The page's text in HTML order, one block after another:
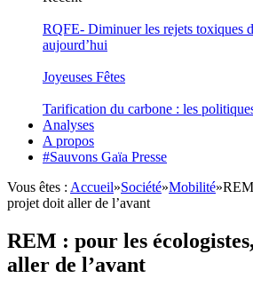
RQFE- Diminuer les rejets toxiques
aujourd’hui
Joyeuses Fêtes
Tarification du carbone : les
Analyses
A propos
#Sauvons Gaïa Presse
Vous êtes : Accueil»Société»Mobilité»
projet doit aller de l’avant
REM : pour les
aller de l’avant